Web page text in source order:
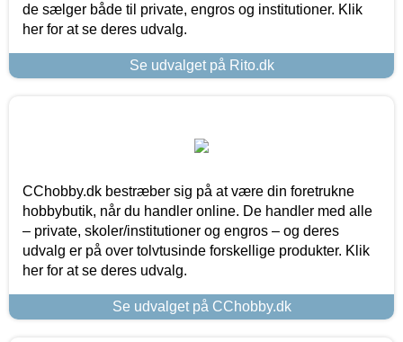
de sælger både til private, engros og institutioner. Klik
her for at se deres udvalg.
Se udvalget på Rito.dk
CChobby.dk bestræber sig på at være din foretrukne
hobbybutik, når du handler online. De handler med alle
– private, skoler/institutioner og engros – og deres
udvalg er på over tolvtusinde forskellige produkter. Klik
her for at se deres udvalg.
Se udvalget på CChobby.dk